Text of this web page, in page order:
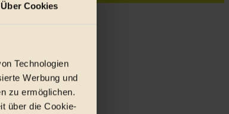
Über Cookies
Technologien
Werbung und
zu ermöglichen.
über die Cookie-